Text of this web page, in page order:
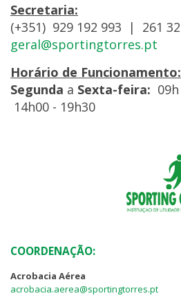
Secretaria:
(+351) 929 192 993 | 261
geral@sportingtorres.pt
Horário de Funcionamento:
Segunda a Sexta-feira:
14h00 - 19h30
COORDENAÇÃO:
Acrobacia Aérea
acrobacia.aerea@sportingtorres.pt